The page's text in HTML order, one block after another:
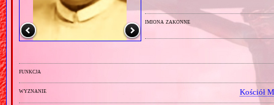
imiona zakonne
funkcja
wyznanie Kościół